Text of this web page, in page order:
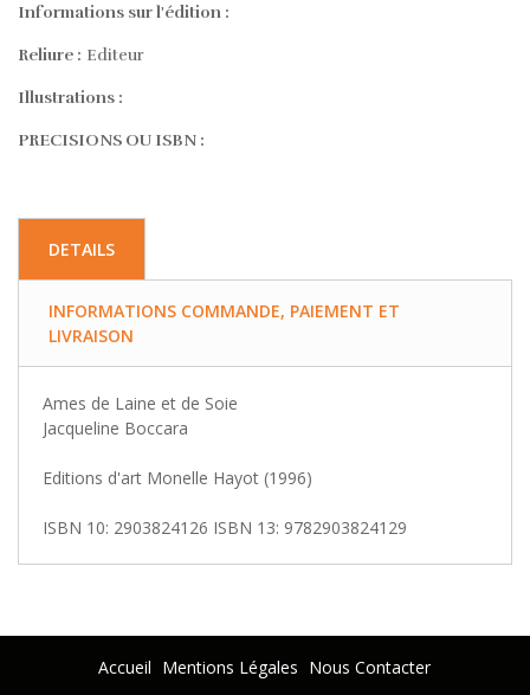
Informations sur l'édition :
Reliure : Editeur
Illustrations :
PRECISIONS OU ISBN :
DETAILS
INFORMATIONS COMMANDE, PAIEMENT ET
LIVRAISON
Ames de Laine et de Soie
Jacqueline Boccara
Editions d'art Monelle Hayot (1996)
ISBN 10: 2903824126 ISBN 13: 9782903824129
Accueil Mentions Légales Nous Contacter